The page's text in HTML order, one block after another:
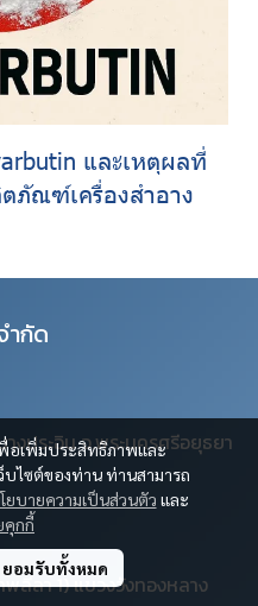
และเหตุผลที่
ภัณฑ์เครื่องสำอาง
พื่อเพิ่มประสิทธิภาพและ
บไซต์ของท่าน ท่านสามารถ
ยบายความเป็นส่วนตัว และ
คุกกี้
ยอมรับทั้งหมด
ำกัด
งประอิน จ.พระนครศรีอยุธยา
ลีลา 1) แขวงวังทองหลาง